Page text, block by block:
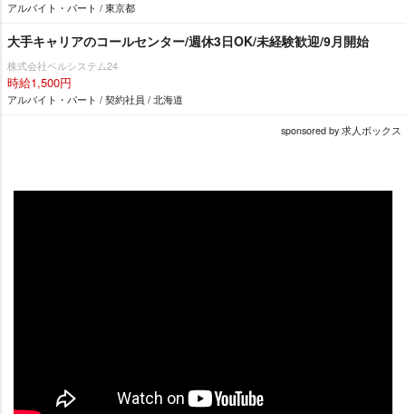
アルバイト・パート / 東京都
大手キャリアのコールセンター/週休3日OK/未経験歓迎/9月開始
株式会社ベルシステム24
時給1,500円
アルバイト・パート / 契約社員 / 北海道
sponsored by 求人ボックス